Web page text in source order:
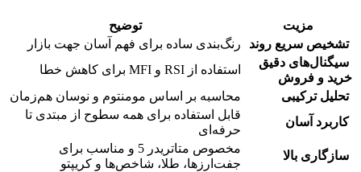
مزیت
توضیح
تشخیص سریع روند
رنگ‌بندی ساده برای فهم آسان جهت بازار
سیگنال‌های دقیق
خرید و فروش
استفاده از RSI و MFI برای کاهش خطا
تحلیل ترکیبی
محاسبه بر اساس مومنتوم و نوسان هم‌زمان
کاربرد آسان
قابل استفاده برای همه سطوح از مبتدی تا
حرفه‌ای
سازگاری بالا
مخصوص متاتریدر 5 و مناسب برای
جفت‌ارزها، طلا، شاخص‌ها و کریپتو